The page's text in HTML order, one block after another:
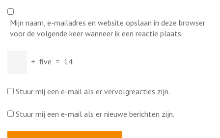
Mijn naam, e-mailadres en website opslaan in deze browser
voor de volgende keer wanneer ik een reactie plaats.
+ five = 14
Stuur mij een e-mail als er vervolgreacties zijn.
Stuur mij een e-mail als er nieuwe berichten zijn.